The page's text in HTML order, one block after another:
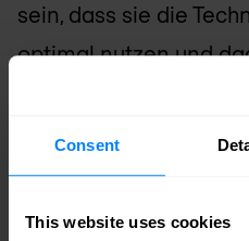
Consent
This website uses cookies
sein, dass sie die
optimal nutzen und
Abläufe, erhöhte
Premier Partner